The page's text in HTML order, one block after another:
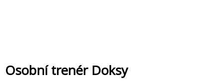
Osobní trenér Doksy